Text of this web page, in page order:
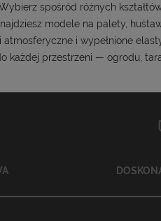
spośród różnych
modele na palety,
i wypełnione
każdej przestrzeni — ogrodu,